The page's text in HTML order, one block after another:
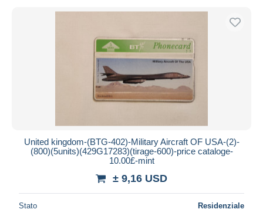
United kingdom-(BTG-402)-Military Aircraft OF USA-(2)-
(800)(5units)(429G17283)(tirage-600)-price cataloge-
10.00£-mint
± 9,16 USD
Stato Residenziale